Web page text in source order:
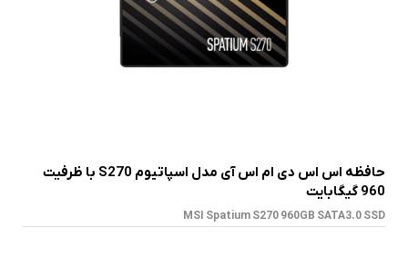
حافظه اس اس دی ام اس آی مدل اسپاتیوم S270 با ظرفیت
960 گیگابایت
MSI Spatium S270 960GB SATA3.0 SSD